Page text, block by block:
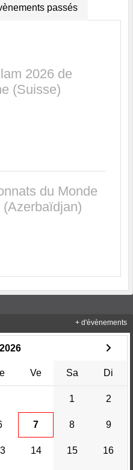
passés
2026 de
(Suisse)
du Monde
(Azerbaïdjan)
Ve Sa Di
1 2
7 8 9
14 15 16
+ d'évènements